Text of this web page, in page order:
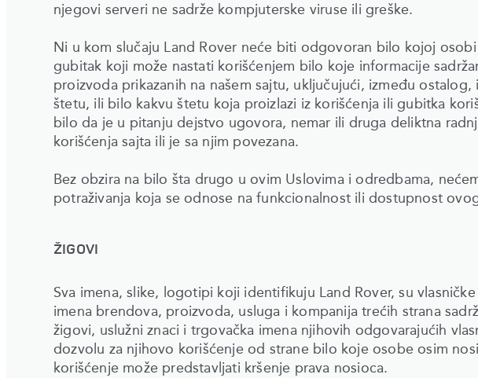
njegovi serveri ne sadrže kompjuterske viruse ili greške.
Ni u kom slučaju Land Rover neće biti odgovoran bilo kojoj
gubitak koji može nastati korišćenjem bilo koje informacije
proizvoda prikazanih na našem sajtu, uključujući, između
štetu, ili bilo kakvu štetu koja proizlazi iz korišćenja ili gubitka
bilo da je u pitanju dejstvo ugovora, nemar ili druga deliktna
korišćenja sajta ili je sa njim povezana.
Bez obzira na bilo šta drugo u ovim Uslovima i odredbama,
potraživanja koja se odnose na funkcionalnost ili dostupnost
ŽIGOVI
Sva imena, slike, logotipi koji identifikuju Land Rover, su vlasničke
imena brendova, proizvoda, usluga i kompanija trećih strana
žigovi, uslužni znaci i trgovačka imena njihovih odgovarajućih
dozvolu za njihovo korišćenje od strane bilo koje osobe osim
korišćenje može predstavljati kršenje prava nosioca.